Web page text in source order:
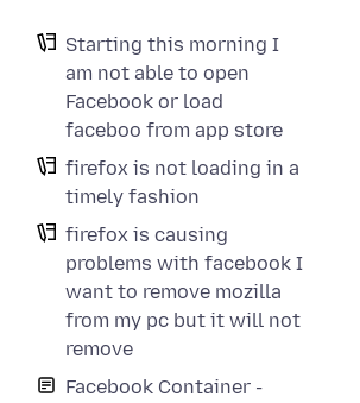
Starting this morning I
am not able to open
Facebook or load
faceboo from app store
firefox is not loading in a
timely fashion
firefox is causing
problems with facebook I
want to remove mozilla
from my pc but it will not
remove
Facebook Container -